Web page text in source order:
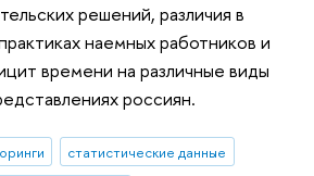
решений, различия в
наемных работников и
времени на различные виды
россиян.
статистические данные